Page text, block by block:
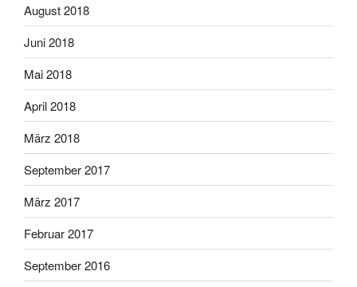
August 2018
Juni 2018
Mai 2018
April 2018
März 2018
September 2017
März 2017
Februar 2017
September 2016